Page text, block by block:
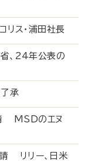
ス・浦田社長
、24年公表の
了承
MSDのエヌ
リリー、日米